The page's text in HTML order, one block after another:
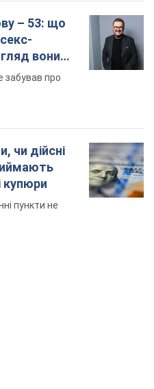
– 53: що
вони
забував про
чи дійсні
купюри
пункти не